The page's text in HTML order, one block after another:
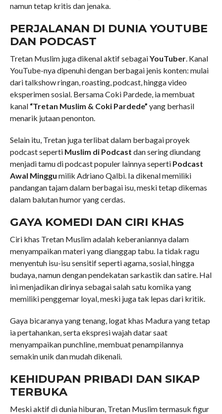
namun tetap kritis dan jenaka.
PERJALANAN DI DUNIA YOUTUBE
DAN PODCAST
Tretan Muslim juga dikenal aktif sebagaiYouTuber. Kanal
YouTube-nya dipenuhi dengan berbagai jenis konten: mulai
dari talkshow ringan, roasting, podcast, hingga video
eksperimen sosial. Bersama Coki Pardede, ia membuat
kanal “Tretan Muslim & Coki Pardede” yang berhasil
menarik jutaan penonton.
Selain itu, Tretan juga terlibat dalam berbagai proyek
podcast seperti Muslim di Podcast dan sering diundang
menjadi tamu di podcast populer lainnya seperti Podcast
Awal Minggu milik Adriano Qalbi. Ia dikenal memiliki
pandangan tajam dalam berbagai isu, meski tetap dikemas
dalam balutan humor yang cerdas.
GAYA KOMEDI DAN CIRI KHAS
Ciri khas Tretan Muslim adalah keberaniannya dalam
menyampaikan materi yang dianggap tabu. Ia tidak ragu
menyentuh isu-isu sensitif seperti agama, sosial, hingga
budaya, namun dengan pendekatan sarkastik dan satire. Hal
ini menjadikan dirinya sebagai salah satu komika yang
memiliki penggemar loyal, meski juga tak lepas dari kritik.
Gaya bicaranya yang tenang, logat khas Madura yang tetap
ia pertahankan, serta ekspresi wajah datar saat
menyampaikan punchline, membuat penampilannya
semakin unik dan mudah dikenali.
KEHIDUPAN PRIBADI DAN SIKAP
TERBUKA
Meski aktif di dunia hiburan, Tretan Muslim termasuk figur